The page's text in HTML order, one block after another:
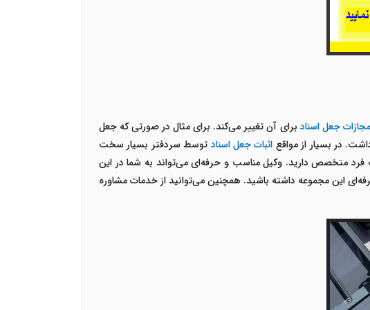
مجازات جعل اسناد برای آن تغییر می‌کند. برای مثال در صورتی که جعل
در بسیار از مواقع اثبات جعل اسناد توسط سردفتر بسیار سخت
متخصص دارید. وکیل مناسب و حرفه‌ای می‌تواند به شما در این
این مجموعه داشته باشید. همچنین می‌توانید از خدمات مشاوره